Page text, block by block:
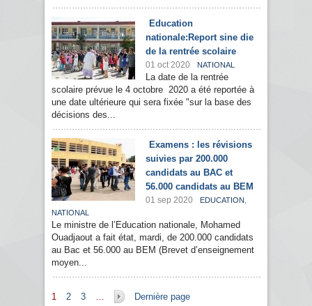
Education
nationale:Report sine die
de la rentrée scolaire
01 oct 2020 NATIONAL
La date de la rentrée
scolaire prévue le 4 octobre 2020 a été reportée à
une date ultérieure qui sera fixée "sur la base des
décisions des...
Examens : les révisions
suivies par 200.000
candidats au BAC et
56.000 candidats au BEM
01 sep 2020 EDUCATION ,
NATIONAL
Le ministre de l’Education nationale, Mohamed
Ouadjaout a fait état, mardi, de 200.000 candidats
au Bac et 56.000 au BEM (Brevet d’enseignement
moyen...
Pages
1 2 3 … Dernière page